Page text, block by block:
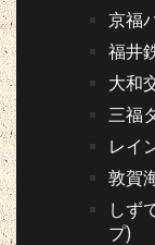
京福
福井
大和
三福
レイ
敦賀
しず
プ)